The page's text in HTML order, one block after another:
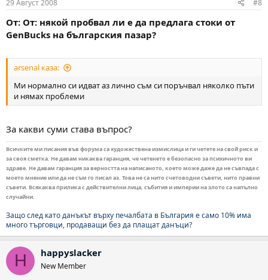
29 Август 2008 #8
От: От: някой пробвал ли е да предлага стоки от
GenBucks на българския пазар?
arsenal каза:
Ми нормално си идват аз лично съм си поръчвал няколко пъти
и нямах проблеми
За какви суми става въпрос?
Всичките ми писания във форума са художествена измислица и ги четете на свой риск и
за своя сметка. Не давам никаква гаранция, че четенето е безопасно за психичното ви
здраве. Не давам гаранция за верността на написаното, което може даже да не съвпада с
моето мнение или да не съм го писал аз. Това не са нито счетоводни съвети, нито правни
съвети. Всякаква прилика с действителни лица, събития и империи на злото са напълно
случайни.
Защо след като данъкът върху печалбата в България е само 10% има
много търговци, продаващи без да плащат данъци?
H happyslacker
New Member